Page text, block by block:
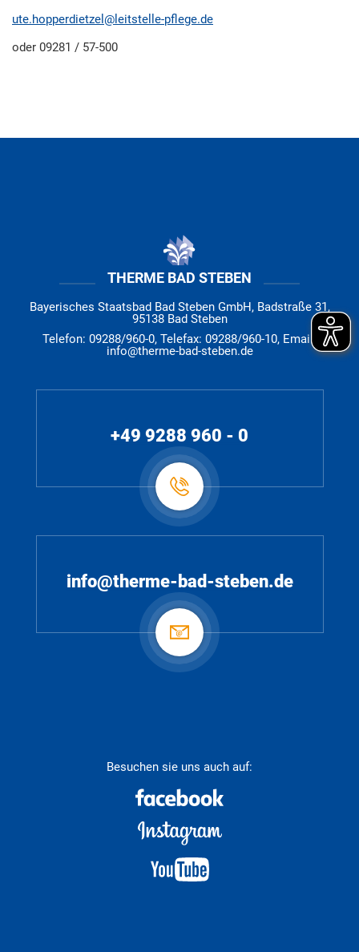
ute.hopperdietzel@leitstelle-pflege.de
oder 09281 / 57-500
THERME BAD STEBEN
Bayerisches Staatsbad Bad Steben GmbH, Badstraße 31,
95138 Bad Steben
Telefon: 09288/960-0, Telefax: 09288/960-10, Email:
info@therme-bad-steben.de
+49 9288 960 - 0
info@therme-bad-steben.de
Besuchen sie uns auch auf: